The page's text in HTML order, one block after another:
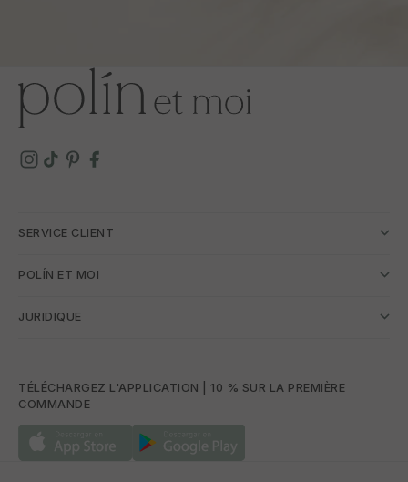
SERVICE CLIENT
POLÍN ET MOI
JURIDIQUE
TÉLÉCHARGEZ L'APPLICATION | 10 % SUR LA PREMIÈRE
COMMANDE